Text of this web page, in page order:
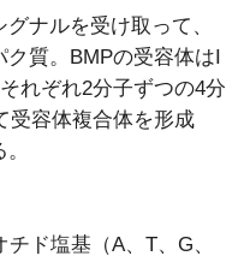
ナルを受け取って、
質。BMPの受容体はI
れぞれ2分子ずつの4分
受容体複合体を形成
ド塩基（A、T、G、